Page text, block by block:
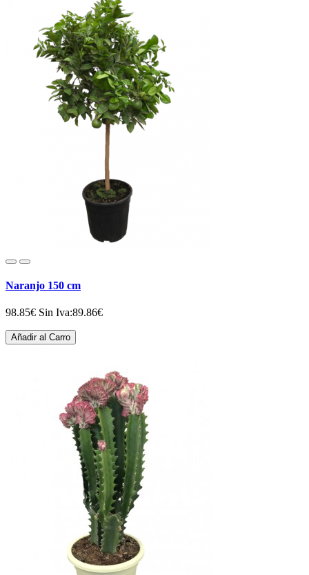
Naranjo 150 cm
98.85€ Sin Iva:89.86€
Añadir al Carro